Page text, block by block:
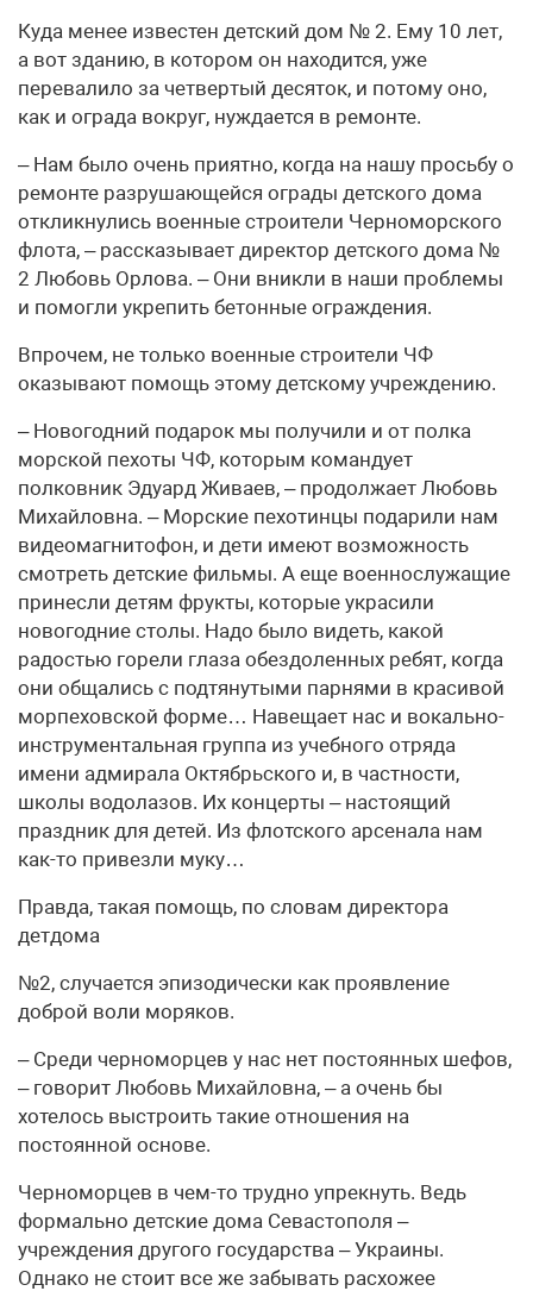
Куда менее известен детский дом № 2. Ему 10 лет,
а вот зданию, в котором он находится, уже
перевалило за четвертый десяток, и потому оно,
как и ограда вокруг, нуждается в ремонте.
– Нам было очень приятно, когда на нашу просьбу о
ремонте разрушающейся ограды детского дома
откликнулись военные строители Черноморского
флота, – рассказывает директор детского дома №
2 Любовь Орлова. – Они вникли в наши проблемы
и помогли укрепить бетонные ограждения.
Впрочем, не только военные строители ЧФ
оказывают помощь этому детскому учреждению.
– Новогодний подарок мы получили и от полка
морской пехоты ЧФ, которым командует
полковник Эдуард Живаев, – продолжает Любовь
Михайловна. – Морские пехотинцы подарили нам
видеомагнитофон, и дети имеют возможность
смотреть детские фильмы. А еще военнослужащие
принесли детям фрукты, которые украсили
новогодние столы. Надо было видеть, какой
радостью горели глаза обездоленных ребят, когда
они общались с подтянутыми парнями в красивой
морпеховской форме… Навещает нас и вокально-
инструментальная группа из учебного отряда
имени адмирала Октябрьского и, в частности,
школы водолазов. Их концерты – настоящий
праздник для детей. Из флотского арсенала нам
как-то привезли муку…
Правда, такая помощь, по словам директора
детдома
№2, случается эпизодически как проявление
доброй воли моряков.
– Среди черноморцев у нас нет постоянных шефов,
– говорит Любовь Михайловна, – а очень бы
хотелось выстроить такие отношения на
постоянной основе.
Черноморцев в чем-то трудно упрекнуть. Ведь
формально детские дома Севастополя –
учреждения другого государства – Украины.
Однако не стоит все же забывать расхожее